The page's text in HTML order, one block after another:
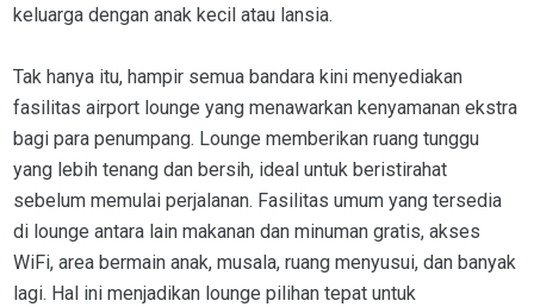
keluarga dengan anak kecil atau lansia.
Tak hanya itu, hampir semua bandara kini menyediakan
fasilitas airport lounge yang menawarkan kenyamanan ekstra
bagi para penumpang. Lounge memberikan ruang tunggu
yang lebih tenang dan bersih, ideal untuk beristirahat
sebelum memulai perjalanan. Fasilitas umum yang tersedia
di lounge antara lain makanan dan minuman gratis, akses
WiFi, area bermain anak, musala, ruang menyusui, dan banyak
lagi. Hal ini menjadikan lounge pilihan tepat untuk